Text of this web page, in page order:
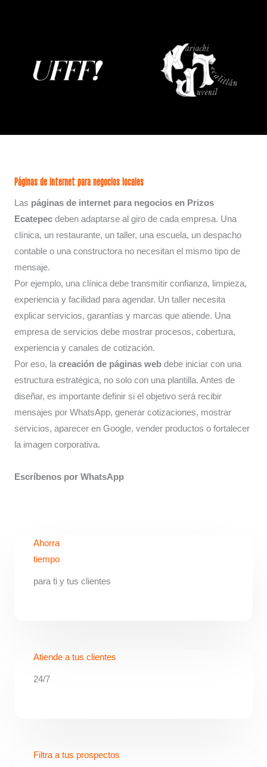
Páginas de internet para negocios locales
Las páginas de internet para negocios en Prizos
Ecatepec deben adaptarse al giro de cada empresa. Una
clínica, un restaurante, un taller, una escuela, un despacho
contable o una constructora no necesitan el mismo tipo de
mensaje.
Por ejemplo, una clínica debe transmitir confianza, limpieza,
experiencia y facilidad para agendar. Un taller necesita
explicar servicios, garantías y marcas que atiende. Una
empresa de servicios debe mostrar procesos, cobertura,
experiencia y canales de cotización.
Por eso, la creación de páginas web debe iniciar con una
estructura estratégica, no solo con una plantilla. Antes de
diseñar, es importante definir si el objetivo será recibir
mensajes por WhatsApp, generar cotizaciones, mostrar
servicios, aparecer en Google, vender productos o fortalecer
la imagen corporativa.
Escríbenos por WhatsApp
Ahorra
tiempo
para ti y tus clientes
Atiende a tus clientes
24/7
Filtra a tus prospectos